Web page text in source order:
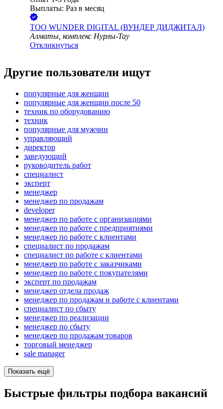
Выплаты: Раз в месяц
ТОО WUNDER DIGITAL (ВУНДЕР ДИДЖИТАЛ)
Алматы, комплекс Нурлы-Тау
Откликнуться
Другие пользователи ищут
популярные для женщин
популярные для женщин после 50
техник по оборудованию
техник
популярные для мужчин
управляющий
директор
заведующий
руководитель работ
специалист
эксперт
менеджер
менеджер по продажам
developer
менеджер по работе с организациями
менеджер по работе с предприятиями
менеджер по работе с клиентами
специалист по продажам
специалист по работе с клиентами
менеджер по работе с заказчиками
менеджер по работе с покупателями
эксперт по продажам
менеджер отдела продаж
менеджер по продажам и работе с клиентами
специалист по сбыту
менеджер по реализации
менеджер по сбыту
менеджер по продажам товаров
торговый менеджер
sale manager
Показать ещё
Быстрые фильтры подбора вакансий